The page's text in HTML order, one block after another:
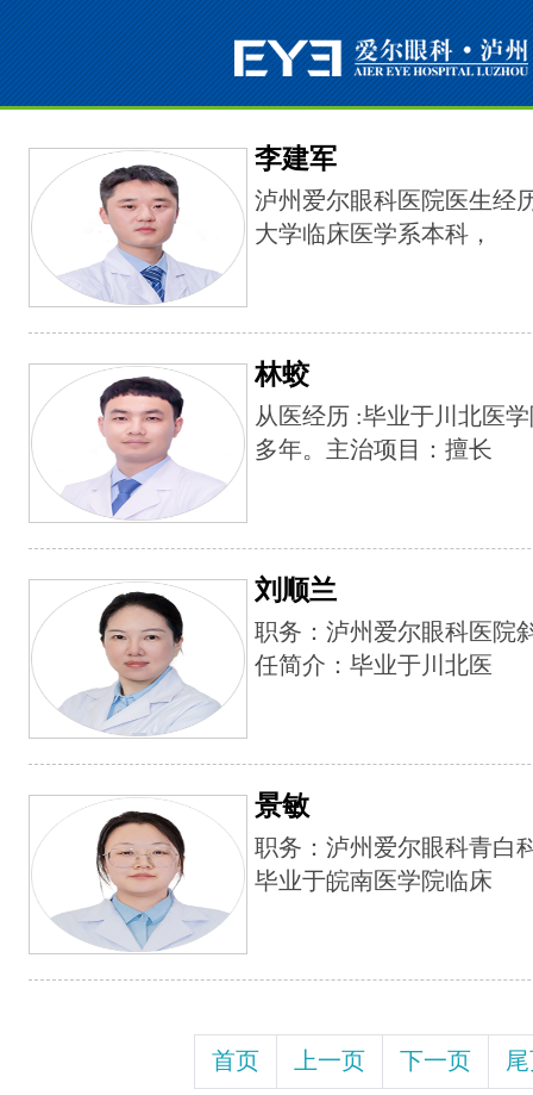
李建军
泸州爱尔眼科医院医生经
大学临床医学系本科，
林蛟
从医经历 :毕业于川北医
多年。主治项目：擅长
刘顺兰
职务：泸州爱尔眼科医院
任简介：毕业于川北医
景敏
职务：泸州爱尔眼科青白
毕业于皖南医学院临床
首页 上一页 下一页